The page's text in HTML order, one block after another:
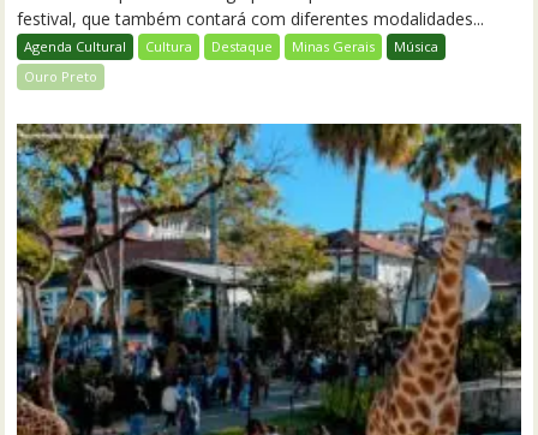
festival, que também contará com diferentes modalidades...
Agenda Cultural Cultura Destaque Minas Gerais
Música
Ouro Preto